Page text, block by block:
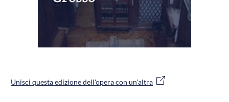
Unisci questa edizione dell'opera con un'altra